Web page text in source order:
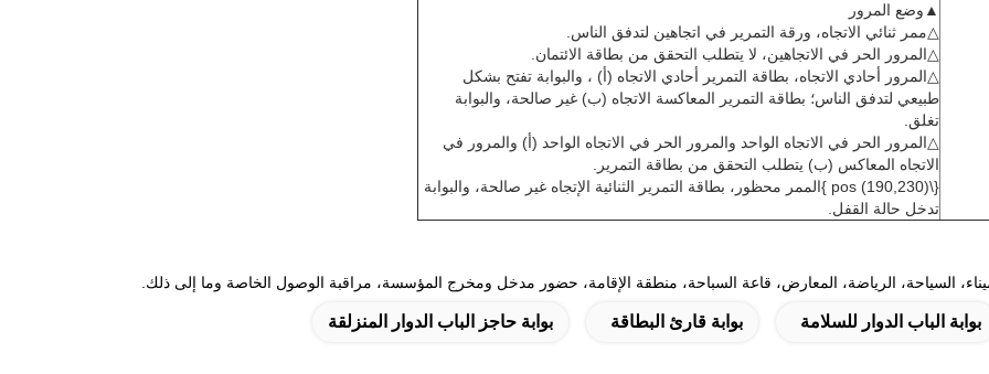
▲وضع المرور
△ممر ثنائي الاتجاه، ورقة التمرير في اتجاهين لتدفق الناس.
△المرور الحر في الاتجاهين، لا يتطلب التحقق من بطاقة الائتمان.
△المرور أحادي الاتجاه، بطاقة التمرير أحادي الاتجاه (أ) ، والبوابة تفتح بشكل
طبيعي لتدفق الناس؛ بطاقة التمرير المعاكسة الاتجاه (ب) غير صالحة، والبوابة
تغلق.
△المرور الحر في الاتجاه الواحد والمرور الحر في الاتجاه الواحد (أ) والمرور في
الاتجاه المعاكس (ب) يتطلب التحقق من بطاقة التمرير.
{\pos (190,230) }الممر محظور، بطاقة التمرير الثنائية الإتجاه غير صالحة، والبوابة
تدخل حالة القفل.
السياحة، الرياضة، المعارض، قاعة السباحة، منطقة الإقامة، حضور مدخل ومخرج المؤسسة، مراقبة الوصول الخاصة وما إلى ذلك.
بوابة الباب الدوار للسلامة بوابة قارئ البطاقة بوابة حاجز الباب الدوار المنزلقة